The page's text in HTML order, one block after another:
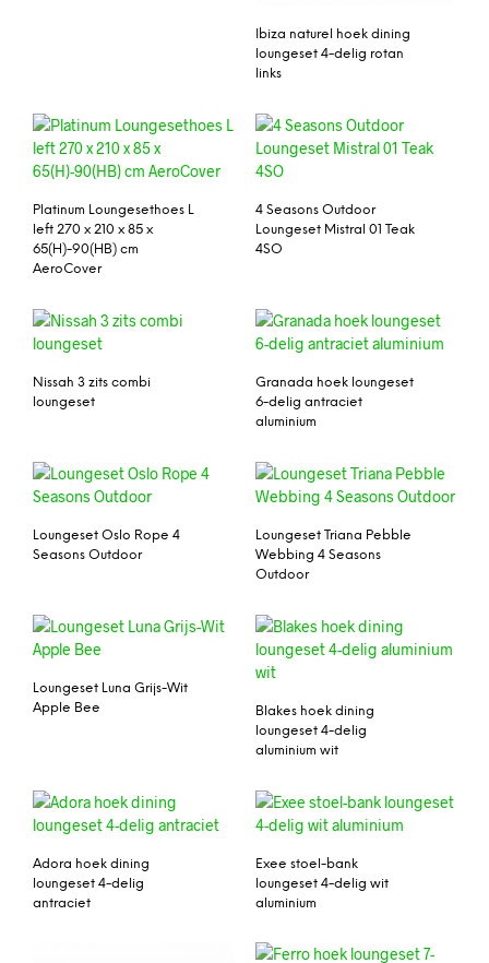
Ibiza naturel hoek dining
loungeset 4-delig rotan
links
Platinum Loungesethoes L
left 270 x 210 x 85 x
65(H)-90(HB) cm
AeroCover
4 Seasons Outdoor
Loungeset Mistral 01 Teak
4SO
Nissah 3 zits combi
loungeset
Granada hoek loungeset
6-delig antraciet
aluminium
Loungeset Oslo Rope 4
Seasons Outdoor
Loungeset Triana Pebble
Webbing 4 Seasons
Outdoor
Loungeset Luna Grijs-Wit
Apple Bee
Blakes hoek dining
loungeset 4-delig
aluminium wit
Adora hoek dining
loungeset 4-delig
antraciet
Exee stoel-bank
loungeset 4-delig wit
aluminium